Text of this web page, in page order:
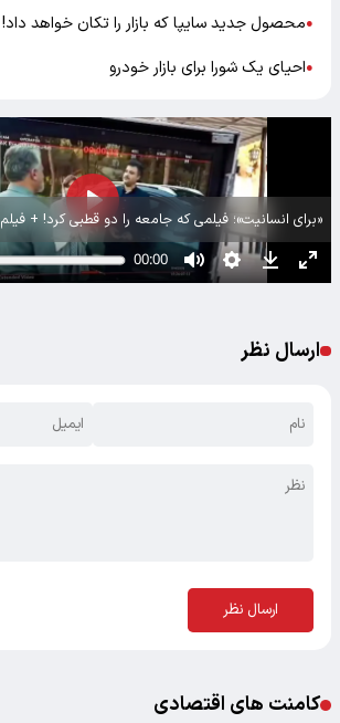
●محصول جدید سایپا که بازار را تکان خواهد داد!
●احیای یک شورا برای بازار خودرو
«برای انسانیت»؛ فیلمی که جامعه را دو قطبی کرد! + فیلم
ارسال نظر
ارسال نظر
کامنت های اقتصادی